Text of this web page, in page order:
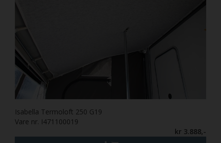
Isabella Termoloft 250 G19
Vare nr. I471100019
kr 3.888,-